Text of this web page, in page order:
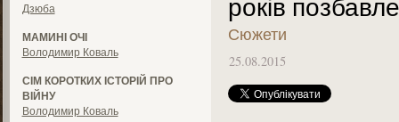
Дзюба
МАМИНІ ОЧІ
Володимир Коваль
СІМ КОРОТКИХ ІСТОРІЙ ПРО
ВІЙНУ
Володимир Коваль
Сюжети
25.08.2015